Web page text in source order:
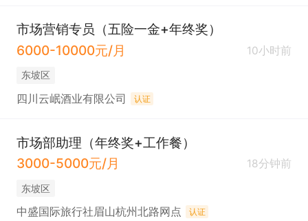
市场营销专员（五险一金+年终奖）
6000-10000元/月
10小时前
东坡区
四川云岷酒业有限公司 认证
市场部助理（年终奖+工作餐）
3000-5000元/月
18分钟前
东坡区
中盛国际旅行社眉山杭州北路网点 认证